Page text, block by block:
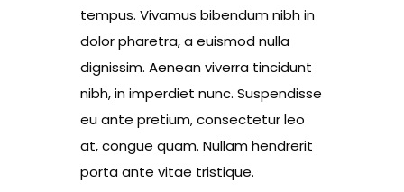
tempus. Vivamus bibendum nibh in
dolor pharetra, a euismod nulla
dignissim. Aenean viverra tincidunt
nibh, in imperdiet nunc. Suspendisse
eu ante pretium, consectetur leo
at, congue quam. Nullam hendrerit
porta ante vitae tristique.